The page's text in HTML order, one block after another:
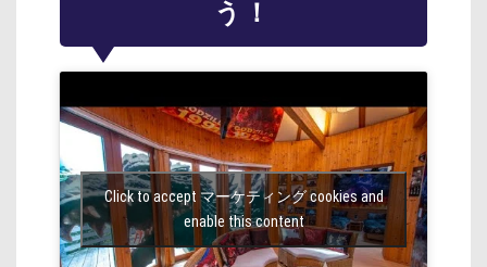
う！
Click to accept マーケティング cookies and
enable this content